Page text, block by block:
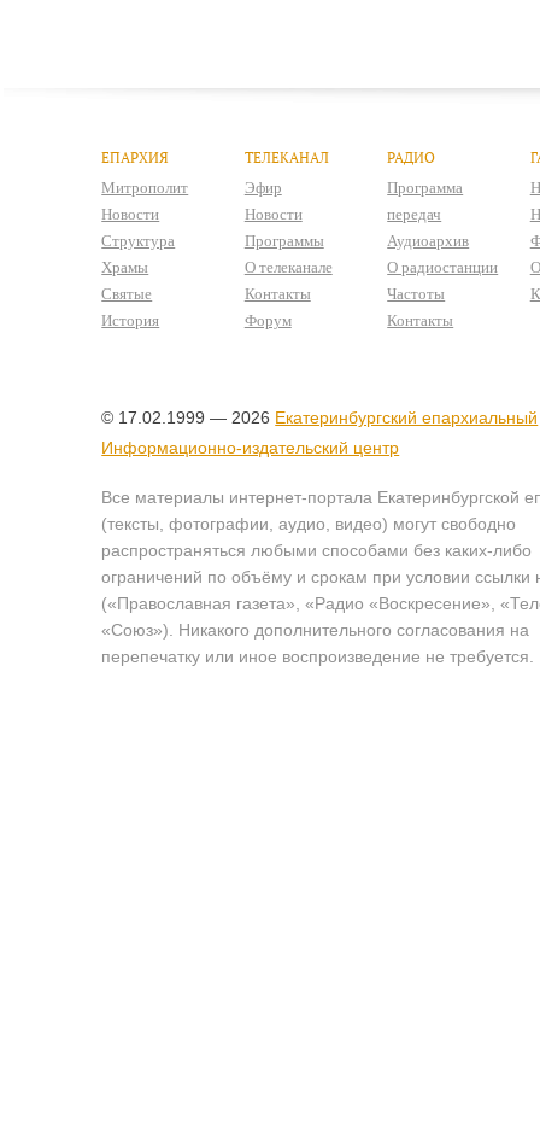
ЕПАРХИЯ
Митрополит
Новости
Структура
Храмы
Святые
История
ТЕЛЕКАНАЛ
Эфир
Новости
Программы
О телеканале
Контакты
Форум
РАДИО
Программа
передач
Аудиоархив
О радиостанции
Частоты
Контакты
© 17.02.1999 — 2026 Екатеринбургский епархиальный
Информационно-издательский центр
Все материалы интернет-портала Екатеринбургской
(тексты, фотографии, аудио, видео) могут свободно
распространяться любыми способами без каких-либо
ограничений по объёму и срокам при условии ссылки
(«Православная газета», «Радио «Воскресение»,
«Союз»). Никакого дополнительного согласования на
перепечатку или иное воспроизведение не требуется.